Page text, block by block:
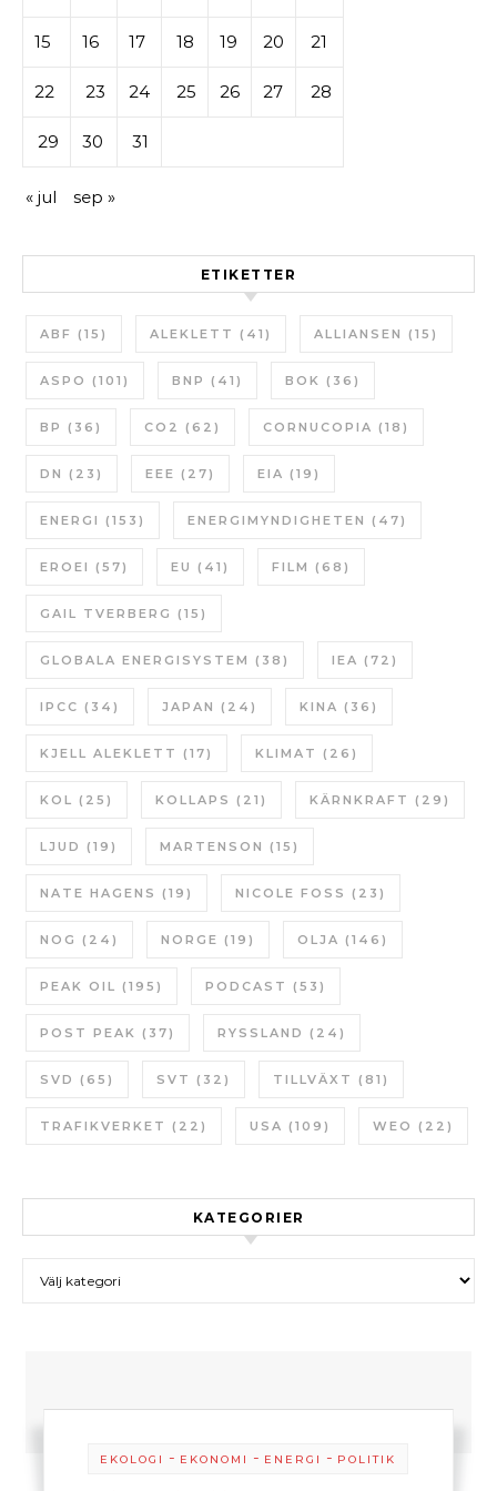
15 16 17 18 19 20 21
22 23 24 25 26 27 28
29 30 31
« jul sep »
ETIKETTER
ABF (15) ALEKLETT (41) ALLIANSEN (15)
ASPO (101) BNP (41) BOK (36)
BP (36) CO2 (62) CORNUCOPIA (18)
DN (23) EEE (27) EIA (19)
ENERGI (153) ENERGIMYNDIGHETEN (47)
EROEI (57) EU (41) FILM (68)
GAIL TVERBERG (15)
GLOBALA ENERGISYSTEM (38) IEA (72)
IPCC (34) JAPAN (24) KINA (36)
KJELL ALEKLETT (17) KLIMAT (26)
KOL (25) KOLLAPS (21) KÄRNKRAFT (29)
LJUD (19) MARTENSON (15)
NATE HAGENS (19) NICOLE FOSS (23)
NOG (24) NORGE (19) OLJA (146)
PEAK OIL (195) PODCAST (53)
POST PEAK (37) RYSSLAND (24)
SVD (65) SVT (32) TILLVÄXT (81)
TRAFIKVERKET (22) USA (109) WEO (22)
KATEGORIER
EKOLOGI - EKONOMI - ENERGI - POLITIK